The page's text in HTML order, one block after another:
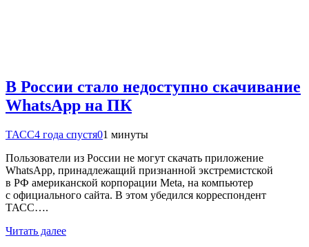
В России стало недоступно скачивание
WhatsApp на ПК
ТАСС4 года спустя01 минуты
Пользователи из России не могут скачать приложение
WhatsApp, принадлежащий признанной экстремистской
в РФ американской корпорации Meta, на компьютер
с официального сайта. В этом убедился корреспондент
ТАСС….
Читать далее